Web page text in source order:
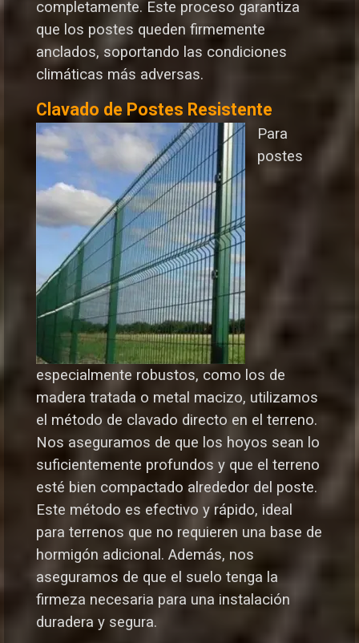
completamente. Este proceso garantiza
que los postes queden firmemente
anclados, soportando las condiciones
climáticas más adversas.
Clavado de Postes Resistente
Para
postes
especialmente robustos, como los de
madera tratada o metal macizo, utilizamos
el método de clavado directo en el terreno.
Nos aseguramos de que los hoyos sean lo
suficientemente profundos y que el terreno
esté bien compactado alrededor del poste.
Este método es efectivo y rápido, ideal
para terrenos que no requieren una base de
hormigón adicional. Además, nos
aseguramos de que el suelo tenga la
firmeza necesaria para una instalación
duradera y segura.